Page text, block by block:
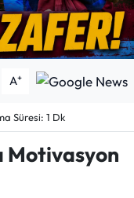
A+
Süresi: 1 Dk
Motivasyon